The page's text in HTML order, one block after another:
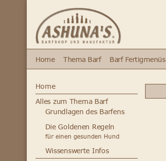
Home Thema Barf Barf Fertigmenüs
Home
Alles zum Thema Barf
Grundlagen des Barfens
Die Goldenen Regeln
für einen gesunden Hund
Wissenswerte Infos